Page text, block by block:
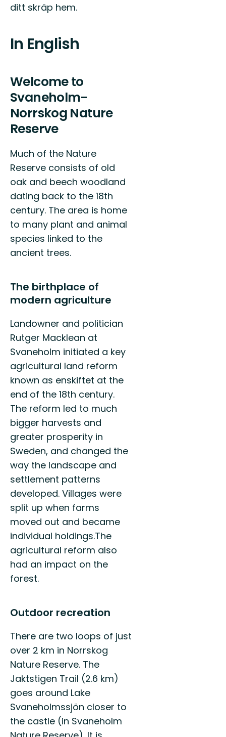
ditt skräp hem.
In English
Welcome to
Svaneholm-
Norrskog Nature
Reserve
Much of the Nature
Reserve consists of old
oak and beech woodland
dating back to the 18th
century. The area is home
to many plant and animal
species linked to the
ancient trees.
The birthplace of
modern agriculture
Landowner and politician
Rutger Macklean at
Svaneholm initiated a key
agricultural land reform
known as enskiftet at the
end of the 18th century.
The reform led to much
bigger harvests and
greater prosperity in
Sweden, and changed the
way the landscape and
settlement patterns
developed. Villages were
split up when farms
moved out and became
individual holdings.The
agricultural reform also
had an impact on the
forest.
Outdoor recreation
There are two loops of just
over 2 km in Norrskog
Nature Reserve. The
Jaktstigen Trail (2.6 km)
goes around Lake
Svaneholmssjön closer to
the castle (in Svaneholm